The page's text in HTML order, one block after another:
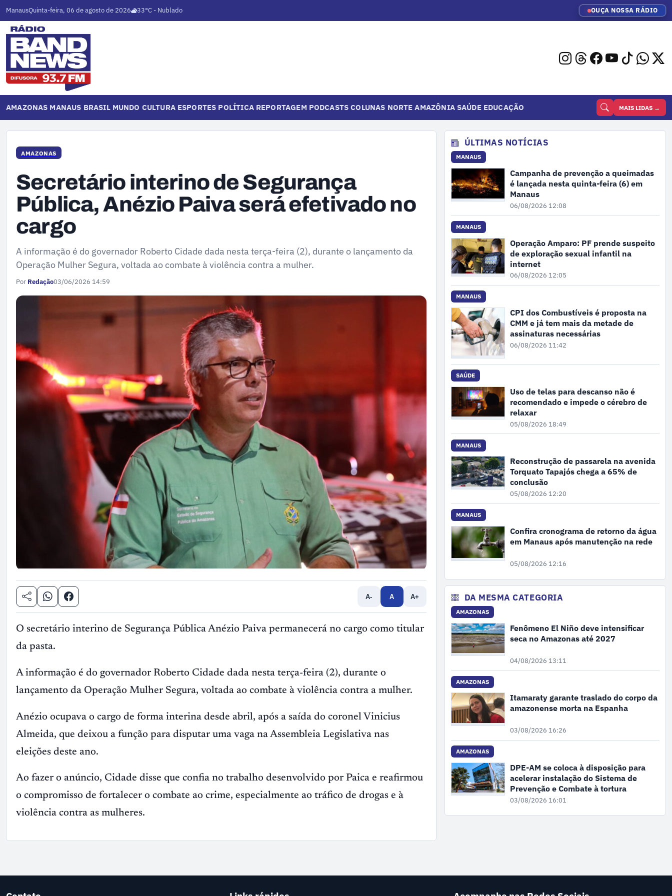
ManausQuinta-feira, 06 de agosto de 2026 33°C - Nublado OUÇA NOSSA RÁDIO
AMAZONAS MANAUS BRASIL MUNDO CULTURA ESPORTES POLÍTICA REPORTAGEM PODCASTS COLUNAS NORTE AMAZÔNIA SAÚDE EDUCAÇÃO MAIS LIDAS →
AMAZONAS
Secretário interino de Segurança
Pública, Anézio Paiva será efetivado no
cargo
A informação é do governador Roberto Cidade dada nesta terça-feira (2), durante o lançamento da
Operação Mulher Segura, voltada ao combate à violência contra a mulher.
Por Redação03/06/2026 14:59
A- A A+
O secretário interino de Segurança Pública Anézio Paiva permanecerá no cargo como titular
da pasta.
A informação é do governador Roberto Cidade dada nesta terça-feira (2), durante o
lançamento da Operação Mulher Segura, voltada ao combate à violência contra a mulher.
Anézio ocupava o cargo de forma interina desde abril, após a saída do coronel Vinicius
Almeida, que deixou a função para disputar uma vaga na Assembleia Legislativa nas
eleições deste ano.
Ao fazer o anúncio, Cidade disse que confia no trabalho desenvolvido por Paica e reafirmou
o compromisso de fortalecer o combate ao crime, especialmente ao tráfico de drogas e à
violência contra as mulheres.
ÚLTIMAS NOTÍCIAS
MANAUS
Campanha de prevenção a queimadas
é lançada nesta quinta-feira (6) em
Manaus
06/08/2026 12:08
MANAUS
Operação Amparo: PF prende suspeito
de exploração sexual infantil na
internet
06/08/2026 12:05
MANAUS
CPI dos Combustíveis é proposta na
CMM e já tem mais da metade de
assinaturas necessárias
06/08/2026 11:42
SAÚDE
Uso de telas para descanso não é
recomendado e impede o cérebro de
relaxar
05/08/2026 18:49
MANAUS
Reconstrução de passarela na avenida
Torquato Tapajós chega a 65% de
conclusão
05/08/2026 12:20
MANAUS
Confira cronograma de retorno da água
em Manaus após manutenção na rede
05/08/2026 12:16
DA MESMA CATEGORIA
AMAZONAS
Fenômeno El Niño deve intensificar
seca no Amazonas até 2027
04/08/2026 13:11
AMAZONAS
Itamaraty garante traslado do corpo da
amazonense morta na Espanha
03/08/2026 16:26
AMAZONAS
DPE-AM se coloca à disposição para
acelerar instalação do Sistema de
Prevenção e Combate à tortura
03/08/2026 16:01